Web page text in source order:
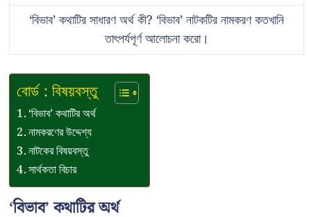
‘বিভাব’ কথাটির সাধারণ অর্থ কী? ‘বিভাব’ নাটকটির নামকরণ কতখানি
তাৎপর্যপূর্ণ আলোচনা করো।
বোর্ড : বিষয়বস্তু
‘বিভাব’ কথাটির অর্থ
নামকরণের উদ্দেশ্য
নাটকের বিষয়বস্তু
সার্থকতা বিচার
‘বিভাব’ কথাটির অর্থ